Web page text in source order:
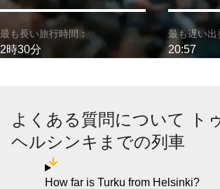
最も長い旅行時間：
2時30分
最も遅い出
20:57
よくある質問について ト
ヘルシンキまでの列車
How far is Turku from Helsinki?